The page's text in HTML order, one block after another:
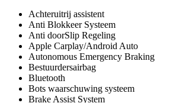
Achteruitrij assistent
Anti Blokkeer Systeem
Anti doorSlip Regeling
Apple Carplay/Android Auto
Autonomous Emergency Braking
Bestuurdersairbag
Bluetooth
Bots waarschuwing systeem
Brake Assist System